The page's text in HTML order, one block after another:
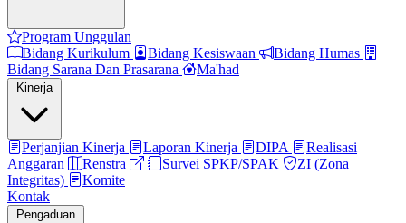
Program Unggulan
Bidang Kurikulum
Bidang Kesiswaan
Bidang Humas
Bidang Sarana Dan Prasarana
Ma'had
Kinerja
Perjanjian Kinerja Laporan Kinerja DIPA
Realisasi
Anggaran
Renstra Survei SPKP/SPAK
ZI (Zona
Integritas)
Komite
Kontak
Pengaduan